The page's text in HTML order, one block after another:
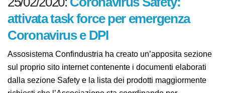
25/02/2020:Coronavirus Safety:
attivata task force per emergenza
Coronavirus e DPI
Assosistema Confindustria ha creato un’apposita
sezione sul proprio sito internet contenente i